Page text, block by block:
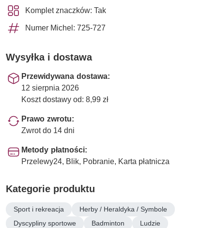
Komplet znaczków: Tak
Numer Michel: 725-727
Wysyłka i dostawa
Przewidywana dostawa:
12 sierpnia 2026
Koszt dostawy od: 8,99 zł
Prawo zwrotu:
Zwrot do 14 dni
Metody płatności:
Przelewy24, Blik, Pobranie, Karta płatnicza
Kategorie produktu
Sport i rekreacja
Herby / Heraldyka / Symbole
Dyscypliny sportowe
Badminton
Ludzie